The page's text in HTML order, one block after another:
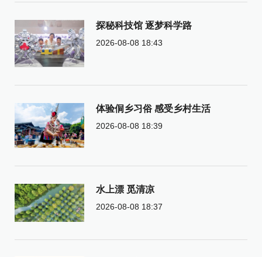
探秘科技馆 逐梦科学路
2026-08-08 18:43
体验侗乡习俗 感受乡村生活
2026-08-08 18:39
水上漂 觅清凉
2026-08-08 18:37